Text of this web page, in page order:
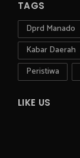
TAGS
Dprd Manado
Kabar Daerah
Peristiwa
LIKE US